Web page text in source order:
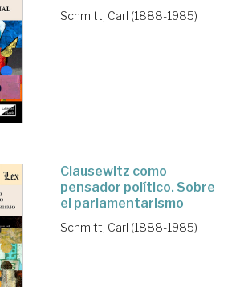
Schmitt, Carl (1888-1985)
Clausewitz como
pensador político. Sobre
el parlamentarismo
Schmitt, Carl (1888-1985)